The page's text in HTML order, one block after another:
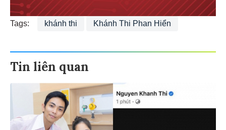
Tags: khánh thi Khánh Thi Phan Hiển
Tin liên quan